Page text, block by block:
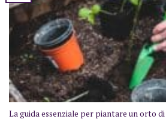
La guida essenziale per piantare un orto di